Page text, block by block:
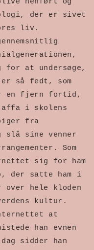
henført og
der er sivet
liv.
for at undersøge,
så fedt, som
en fjern fortid,
i skolens
fra
slå sine venner
Som
sig for ham
der satte ham i
over hele kloden
kultur.
at
han evnen
sidder han